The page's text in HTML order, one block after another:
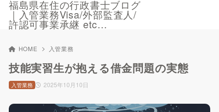
福島県在住の行政書士ブログ
｜入管業務Visa/外部監査人/
許認可事業承継 etc…
HOME 入管業務
技能実習生が抱える借金問題の実態
2025年10月10日
入管業務